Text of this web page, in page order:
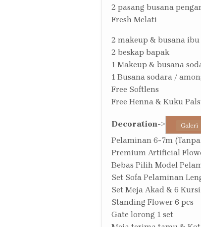
2 pasang busana
Fresh Melati
2 makeup & busana ibu
2 beskap bapak
1 Makeup & busana
1 Busana sodara /
Free Softlens
Free Henna & Kuku
Decoration-> Galeri
Pelaminan 6-7m
Premium Artificial
Bebas Pilih Model
Set Sofa Pelaminan
Set Meja Akad & 6
Standing Flower 6 pcs
Gate lorong 1 set